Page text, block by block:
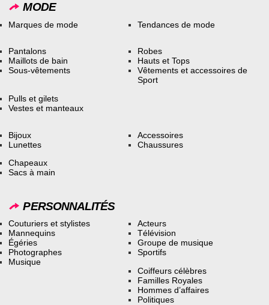
MODE
Marques de mode Tendances de mode
Pantalons
Maillots de bain
Sous-vêtements
Robes
Hauts et Tops
Vêtements et accessoires de
Sport
Pulls et gilets
Vestes et manteaux
Bijoux
Lunettes
Accessoires
Chaussures
Chapeaux
Sacs à main
PERSONNALITÉS
Couturiers et stylistes
Mannequins
Égéries
Photographes
Musique
Acteurs
Télévision
Groupe de musique
Sportifs
Coiffeurs célèbres
Familles Royales
Hommes d’affaires
Politiques